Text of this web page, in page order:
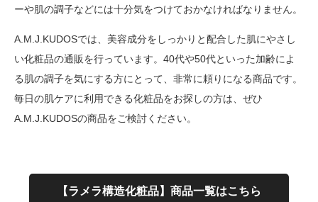
ーや肌の調子などには十分気をつけておかなければなりません。
A.M.J.KUDOSでは、美容成分をしっかりと配合した肌にやさし
い化粧品の通販を行っています。40代や50代といった加齢によ
る肌の調子を気にする方にとって、非常に頼りになる商品です。
毎日の肌ケアに利用できる化粧品をお探しの方は、ぜひ
A.M.J.KUDOSの商品をご検討ください。
【ラメラ構造化粧品】商品一覧はこちら